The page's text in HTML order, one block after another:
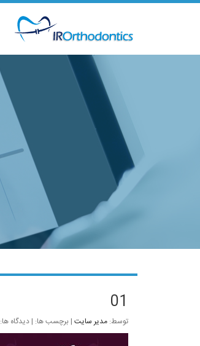
01
توسط: مدیر سایت | برچسب ها: | دیدگاه ها: